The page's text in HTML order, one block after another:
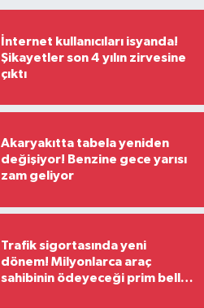
İnternet kullanıcıları isyanda!
Şikayetler son 4 yılın zirvesine
çıktı
Akaryakıtta tabela yeniden
değişiyor! Benzine gece yarısı
zam geliyor
Trafik sigortasında yeni
dönem! Milyonlarca araç
sahibinin ödeyeceği prim belli